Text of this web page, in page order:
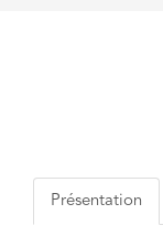
Présentation